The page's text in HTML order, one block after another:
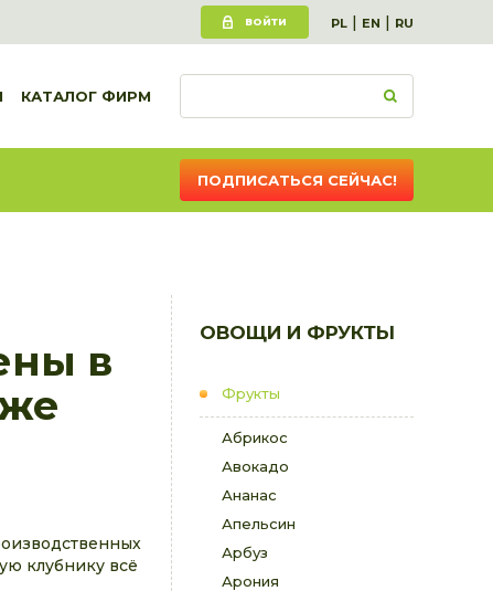
ВОЙТИ PL | EN | RU
КАТАЛОГ ФИРМ
ПОДПИСАТЬСЯ СЕЙЧАС!
ОВОЩИ И ФРУКТЫ
Фрукты
Абрикос
Авокадо
Ананас
Апельсин
Арбуз
Арония
в
клубнику всё